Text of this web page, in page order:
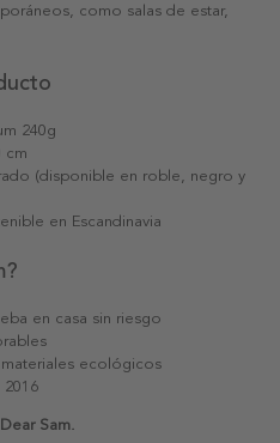
como salas de estar,
240g
cm
(disponible en roble, negro y
en Escandinavia
en casa sin riesgo
ecológicos
Sam.